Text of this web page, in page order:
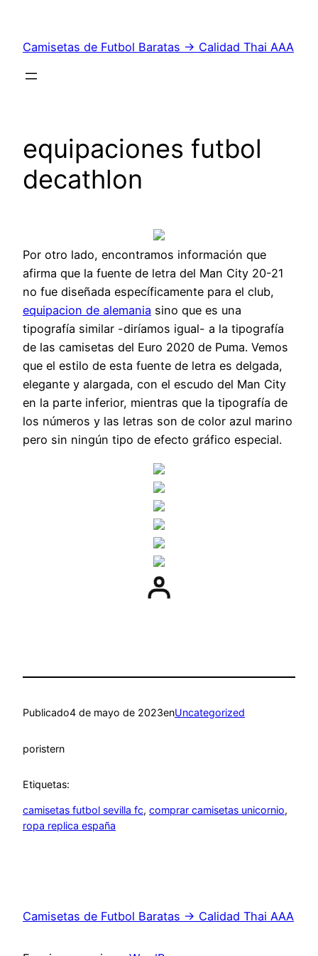
contenido
Camisetas de Futbol Baratas → Calidad Thai AAA
equipaciones futbol
decathlon
Por otro lado, encontramos información que
afirma que la fuente de letra del Man City 20-21
no fue diseñada específicamente para el club,
equipacion de alemania sino que es una
tipografía similar -diríamos igual- a la tipografía
de las camisetas del Euro 2020 de Puma. Vemos
que el estilo de esta fuente de letra es delgada,
elegante y alargada, con el escudo del Man City
en la parte inferior, mientras que la tipografía de
los números y las letras son de color azul marino
pero sin ningún tipo de efecto gráfico especial.
Publicado4 de mayo de 2023enUncategorized
poristern
Etiquetas:
camisetas futbol sevilla fc, comprar camisetas unicornio
ropa replica españa
Camisetas de Futbol Baratas → Calidad Thai AAA